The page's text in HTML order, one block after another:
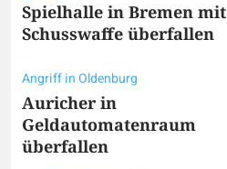
Spielhalle in Bremen mit
Schusswaffe überfallen
Angriff in Oldenburg
Auricher in
Geldautomatenraum
überfallen